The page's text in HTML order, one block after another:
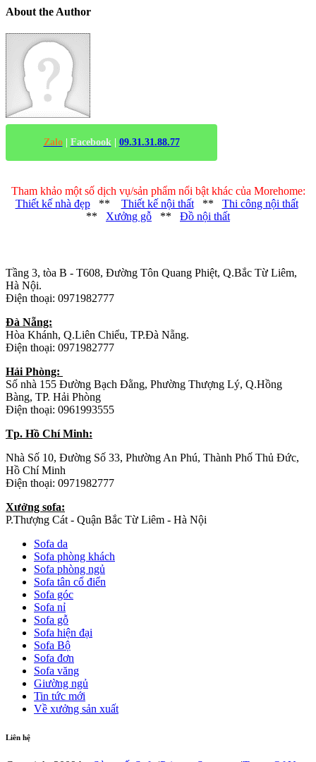
About the Author
Zalo| Facebook| 09.31.31.88.77
Tham khảo một số dịch vụ/sản phẩm nổi bật khác của Morehome:
Thiết kế nhà đẹp** Thiết kế nội thất** Thi công nội thất
** Xưởng gỗ ** Đồ nội thất
Tầng 3, tòa B - T608, Đường Tôn Quang Phiệt, Q.Bắc Từ Liêm,
Hà Nội.
Điện thoại: 0971982777
Đà Nẵng:
Hòa Khánh, Q.Liên Chiểu, TP.Đà Nẵng.
Điện thoại: 0971982777
Hải Phòng:
Số nhà 155 Đường Bạch Đằng, Phường Thượng Lý, Q.Hồng
Bàng, TP. Hải Phòng
Điện thoại: 0961993555
Tp. Hồ Chí Minh:
Nhà Số 10, Đường Số 33, Phường An Phú, Thành Phố Thủ Đức,
Hồ Chí Minh
Điện thoại: 0971982777
Xưởng sofa:
P.Thượng Cát - Quận Bắc Từ Liêm - Hà Nội
Sofa da
Sofa phòng khách
Sofa phòng ngủ
Sofa tân cổ điển
Sofa góc
Sofa nỉ
Sofa gỗ
Sofa hiện đại
Sofa Bộ
Sofa đơn
Sofa văng
Giường ngủ
Tin tức mới
Về xưởng sản xuất
Liên hệ